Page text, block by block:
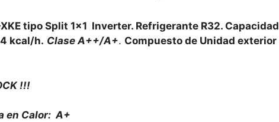
tipo Split 1×1 Inverter. Refrigerante R32. Capacidad
kcal/h. Clase A++/A+. Compuesto de Unidad exterior
!!!
en Calor: A+